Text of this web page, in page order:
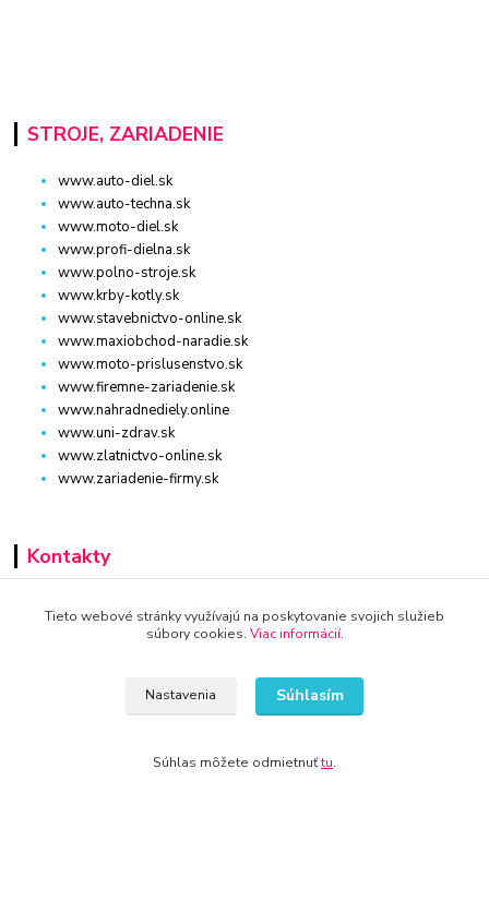
STROJE, ZARIADENIE
www.auto-diel.sk
www.auto-techna.sk
www.moto-diel.sk
www.profi-dielna.sk
www.polno-stroje.sk
www.krby-kotly.sk
www.stavebnictvo-online.sk
www.maxiobchod-naradie.sk
www.moto-prislusenstvo.sk
www.firemne-zariadenie.sk
www.nahradnediely.online
www.uni-zdrav.sk
www.zlatnictvo-online.sk
www.zariadenie-firmy.sk
Kontakty
+421 940 949 000
Tieto webové stránky využívajú na poskytovanie svojich služieb
súbory cookies. Viac informácií.
Nastavenia Súhlasím
Súhlas môžete odmietnuťtu.